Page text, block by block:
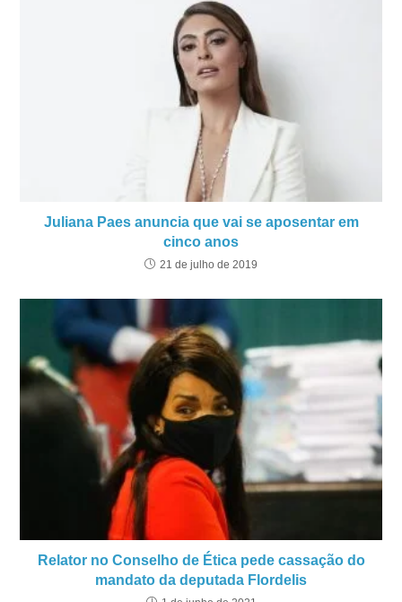
Juliana Paes anuncia que vai se aposentar em
cinco anos
21 de julho de 2019
Relator no Conselho de Ética pede cassação do
mandato da deputada Flordelis